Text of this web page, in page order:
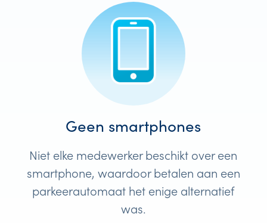
Geen smartphones
Niet elke medewerker beschikt over een
smartphone, waardoor betalen aan een
parkeerautomaat het enige alternatief
was.